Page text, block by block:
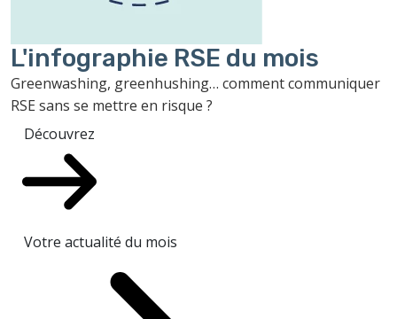
L'infographie RSE du mois
Greenwashing, greenhushing… comment communiquer
RSE sans se mettre en risque ?
Découvrez
Votre actualité du mois